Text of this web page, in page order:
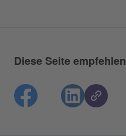
Diese Seite empfehlen